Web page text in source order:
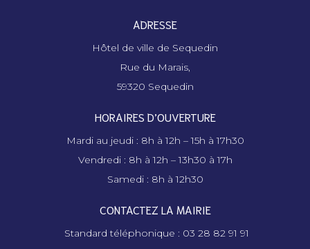
ADRESSE
Hôtel de ville de Sequedin
Rue du Marais,
59320 Sequedin
HORAIRES D’OUVERTURE
Mardi au jeudi : 8h à 12h – 15h à 17h30
Vendredi : 8h à 12h – 13h30 à 17h
Samedi : 8h à 12h30
CONTACTEZ LA MAIRIE
Standard téléphonique : 03 28 82 91 91